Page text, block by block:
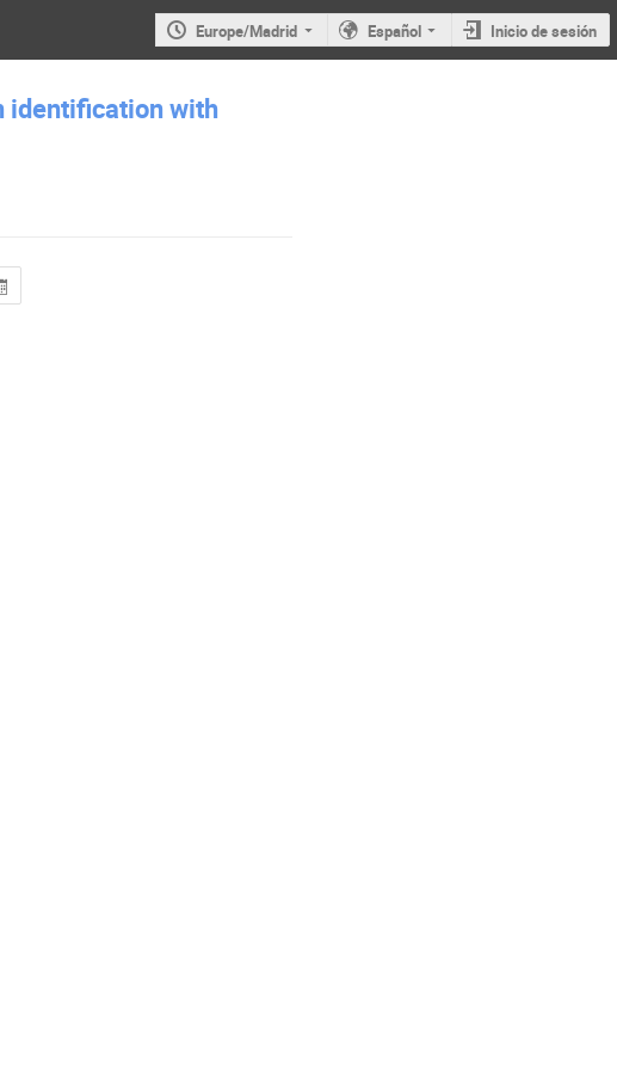
Europe/Madrid Español Inicio de sesión
identification with